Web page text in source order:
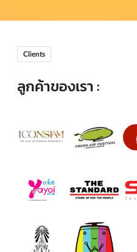
Clients
ลูกค้าของเรา :